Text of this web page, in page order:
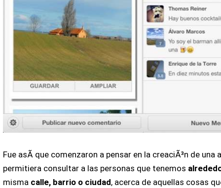
Fue asÃ­ que comenzaron a pensar en la creaciÃ³n de una
permitiera consultar a las personas que tenemos
misma calle, barrio o ciudad, acerca de aquellas cosas